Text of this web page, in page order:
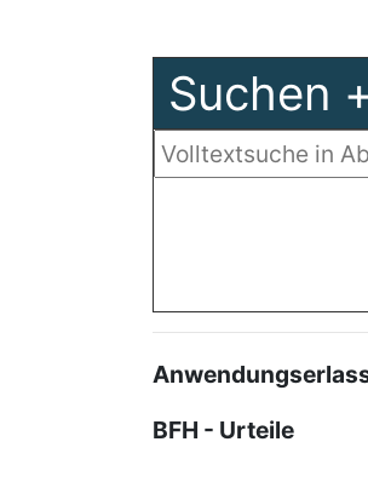
Suchen
BFH - Urteile